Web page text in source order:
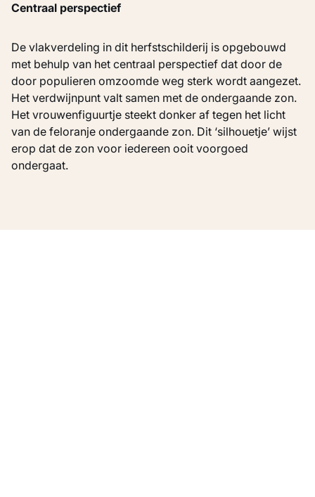
Centraal perspectief
De vlakverdeling in dit herfstschilderij is opgebouwd
met behulp van het centraal perspectief dat door de
door populieren omzoomde weg sterk wordt aangezet.
Het verdwijnpunt valt samen met de ondergaande zon.
Het vrouwenfiguurtje steekt donker af tegen het licht
van de feloranje ondergaande zon. Dit ‘silhouetje’ wijst
erop dat de zon voor iedereen ooit voorgoed
ondergaat.